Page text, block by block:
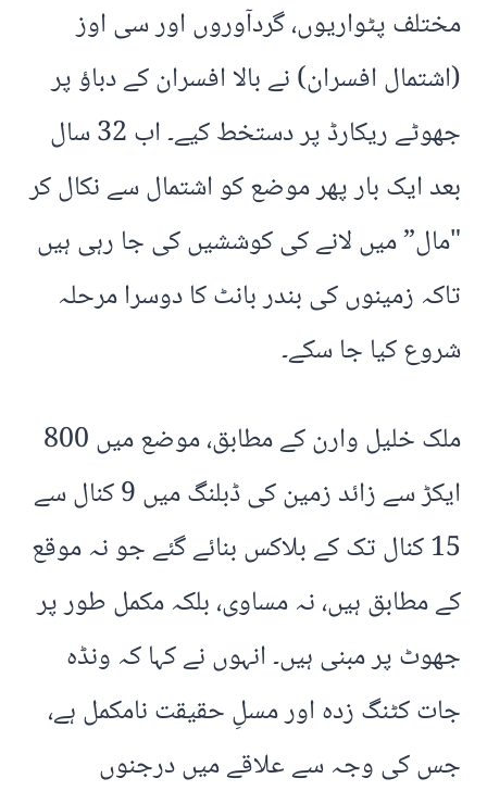
مختلف پٹواریوں، گردآوروں اور سی اوز
(اشتمال افسران) نے بالا افسران کے دباؤ پر
جھوٹے ریکارڈ پر دستخط کیے۔ اب 32 سال
بعد ایک بار پھر موضع کو اشتمال سے نکال کر
"مال” میں لانے کی کوششیں کی جا رہی ہیں
تاکہ زمینوں کی بندر بانٹ کا دوسرا مرحلہ
شروع کیا جا سکے۔
ملک خلیل وارن کے مطابق، موضع میں 800
ایکڑ سے زائد زمین کی ڈبلنگ میں 9 کنال سے
15 کنال تک کے بلاکس بنائے گئے جو نہ موقع
کے مطابق ہیں، نہ مساوی، بلکہ مکمل طور پر
جھوٹ پر مبنی ہیں۔ انہوں نے کہا کہ ونڈہ
جات کٹنگ زدہ اور مسلِ حقیقت نامکمل ہے،
جس کی وجہ سے علاقے میں درجنوں